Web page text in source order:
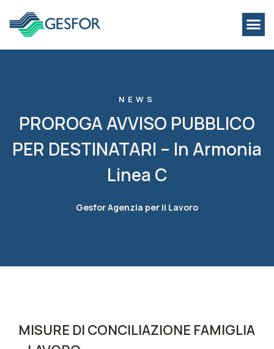
NEWS
PROROGA AVVISO PUBBLICO
PER DESTINATARI – In Armonia
Linea C
Gesfor Agenzia per il Lavoro
MISURE DI CONCILIAZIONE FAMIGLIA